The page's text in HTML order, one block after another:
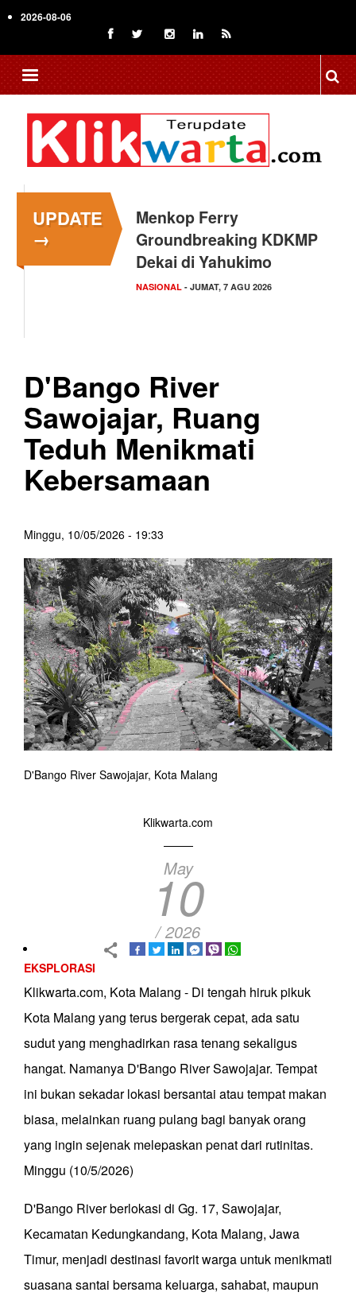
to
content
2026-08-06
UPDATE
→
Menkop Ferry
Groundbreaking KDKMP
Dekai di Yahukimo
NASIONAL - JUMAT, 7 AGU 2026
D'Bango River
Sawojajar, Ruang
Teduh Menikmati
Kebersamaan
Minggu, 10/05/2026 - 19:33
D'Bango River Sawojajar, Kota Malang
Klikwarta.com
May
10
/ 2026
EKSPLORASI
Klikwarta.com, Kota Malang - Di tengah hiruk pikuk
Kota Malang yang terus bergerak cepat, ada satu
sudut yang menghadirkan rasa tenang sekaligus
hangat. Namanya D'Bango River Sawojajar. Tempat
ini bukan sekadar lokasi bersantai atau tempat makan
biasa, melainkan ruang pulang bagi banyak orang
yang ingin sejenak melepaskan penat dari rutinitas.
Minggu (10/5/2026)
D'Bango River berlokasi di Gg. 17, Sawojajar,
Kecamatan Kedungkandang, Kota Malang, Jawa
Timur, menjadi destinasi favorit warga untuk menikmati
suasana santai bersama keluarga, sahabat, maupun